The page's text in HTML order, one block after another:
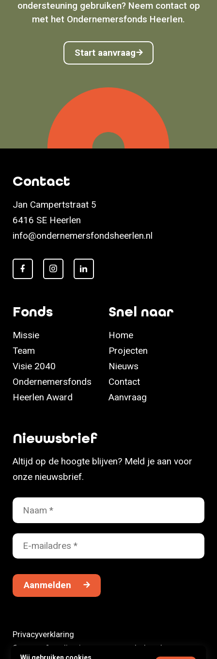
ondersteuning gebruiken? Neem contact op
met het Ondernemersfonds Heerlen.
Start aanvraag
Contact
Jan Campertstraat 5
6416 SE Heerlen
info@ondernemersfondsheerlen.nl
Fonds
Missie
Team
Visie 2040
Ondernemersfonds
Heerlen Award
Snel naar
Home
Projecten
Nieuws
Contact
Aanvraag
Nieuwsbrief
Altijd op de hoogte blijven? Meld je aan voor
onze nieuwsbrief.
Aanmelden
Ontwerp & realisatie: www.youngdudes.nl
Privacyverklaring